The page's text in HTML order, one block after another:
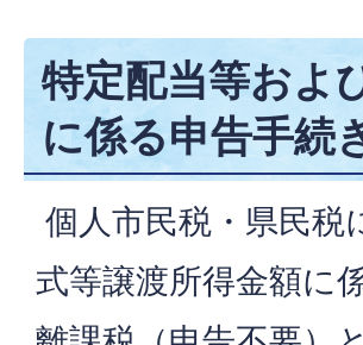
特定配当等およ
に係る申告手続
個人市民税・県民税
式等譲渡所得金額に